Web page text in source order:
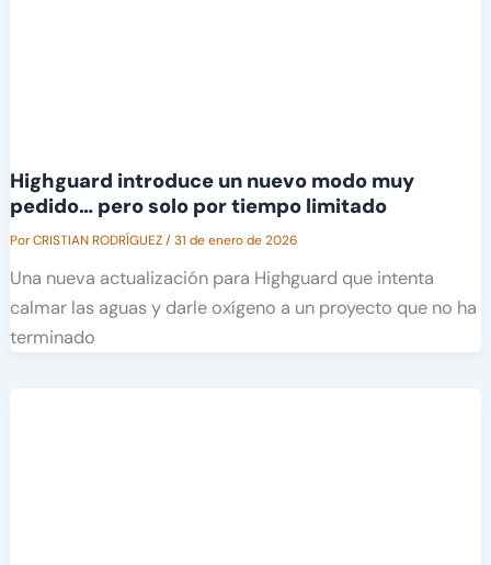
Highguard introduce un nuevo modo muy
pedido… pero solo por tiempo limitado
PorCRISTIAN RODRÍGUEZ/31 de enero de 2026
Una nueva actualización para Highguard que intenta
calmar las aguas y darle oxígeno a un proyecto que no ha
terminado